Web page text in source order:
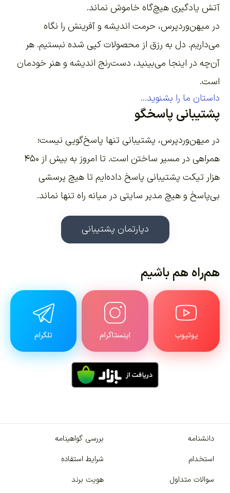
آتش یادگیری هیچ‌گاه خاموش نماند.
در میهن‌وردپرس، حرمت اندیشه و آفرینش را نگاه
می‌داریم. دل به رزق از محصولات کپی شده نبستیم. هر
آن‌چه در اینجا می‌بینید، دست‌رنج اندیشه و هنر خودمان
است.
داستان ما را بشنوید...
پشتیبانی پاسخگو
در میهن‌وردپرس، پشتیبانی تنها پاسخ‌گویی نیست؛
همراهی در مسیر ساختن است. تا امروز به بیش از ۴۵۰
هزار تیکت پشتیبانی پاسخ داده‌ایم تا هیچ پرسشی
بی‌پاسخ و هیچ مدیر سایتی در میانه راه تنها نماند.
دپارتمان پشتیبانی
هم‌راه هم باشیم
یوتیوب اینستاگرام تلگرام
دانشنامه
بررسی گواهینامه
استخدام
شرایط استفاده
سوالات متداول
هویت برند